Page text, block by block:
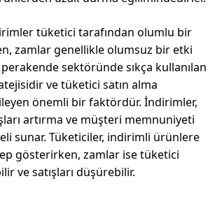
tüketici tarafından olumlu bir
zamlar genellikle olumsuz bir etki
sektöründe sıkça kullanılan
ve tüketici satın alma
önemli bir faktördür. İndirimler,
artırma ve müşteri memnuniyeti
sunar. Tüketiciler, indirimli ürünlere
gösterirken, zamlar ise tüketici
ve satışları düşürebilir.